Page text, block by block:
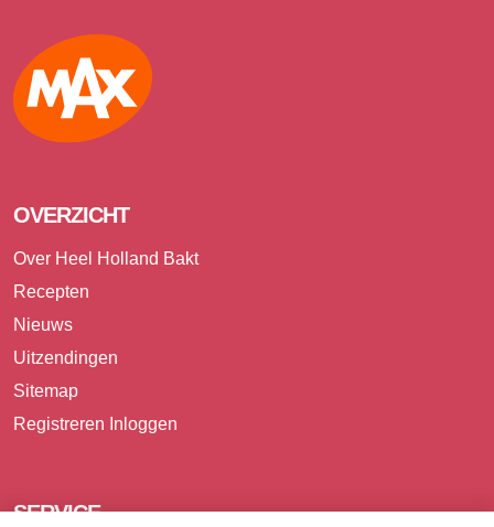
Max
OVERZICHT
Over Heel Holland Bakt
Recepten
Nieuws
Uitzendingen
Sitemap
Registreren Inloggen
SERVICE